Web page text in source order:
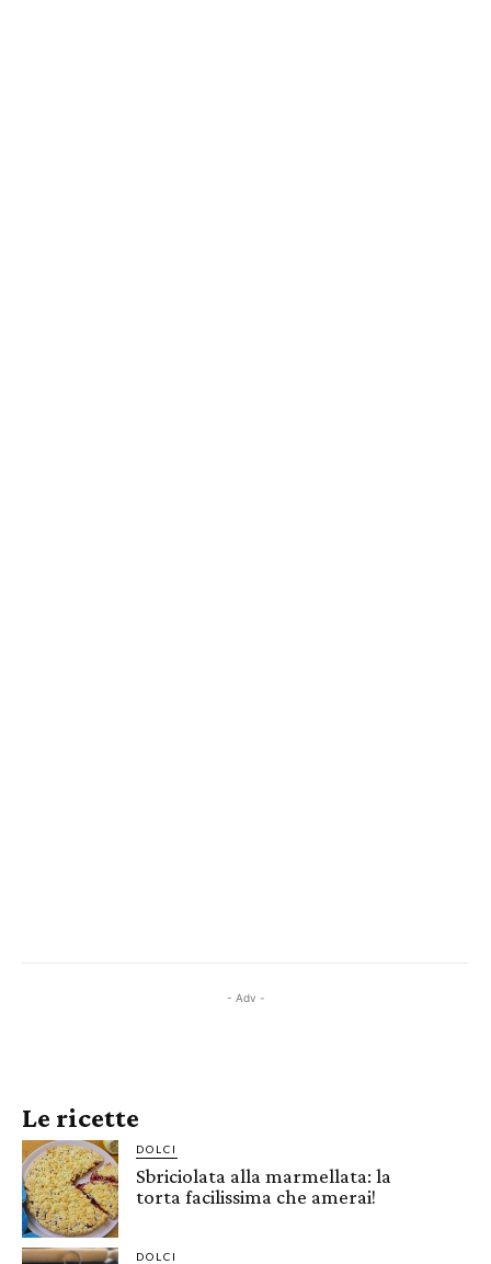
- Adv -
Le ricette
DOLCI
Sbriciolata alla marmellata: la
torta facilissima che amerai!
DOLCI